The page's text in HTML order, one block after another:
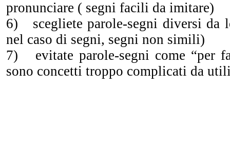
pronunciare ( segni facili da imitare)
6) scegliete parole-segni diversi da
nel caso di segni, segni non simili)
7) evitate parole-segni come “per
sono concetti troppo complicati da